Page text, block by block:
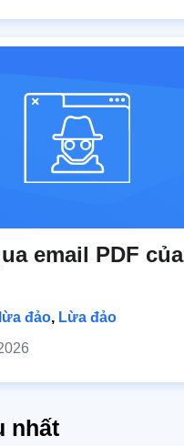
email PDF của
đảo, Lừa đảo
nhất